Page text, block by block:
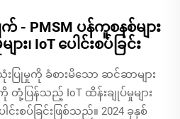
- PMSM ပန်ကူစနစ်များ
း၊ IoT ပေါင်းစပ်ခြင်း
ြုမှုကို ခံစားမိသော ဆင်ဆာများ
တုံ့ပြန်သည့် IoT ထိန်းချုပ်မှုများ
ါင်းစပ်ခြင်းဖြစ်သည်။ 2024 ခုနှစ်